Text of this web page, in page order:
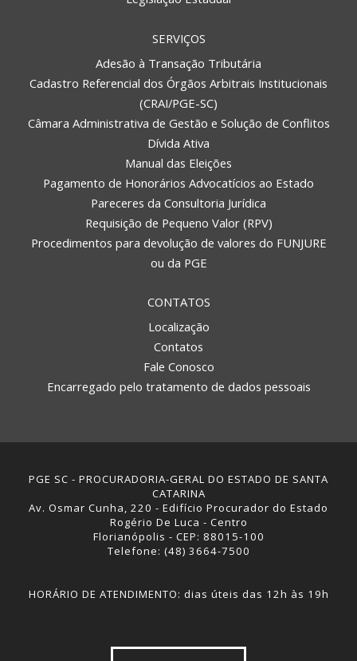
SERVIÇOS
Adesão à Transação Tributária
Cadastro Referencial dos Órgãos Arbitrais Institucionais
(CRAI/PGE-SC)
Câmara Administrativa de Gestão e Solução de Conflitos
Dívida Ativa
Manual das Eleições
Pagamento de Honorários Advocatícios ao Estado
Pareceres da Consultoria Jurídica
Requisição de Pequeno Valor (RPV)
Procedimentos para devolução de valores do FUNJURE
ou da PGE
CONTATOS
Localização
Contatos
Fale Conosco
Encarregado pelo tratamento de dados pessoais
PGE SC - PROCURADORIA-GERAL DO ESTADO DE SANTA
CATARINA
Av. Osmar Cunha, 220 - Edifício Procurador do Estado
Rogério De Luca - Centro
Florianópolis - CEP: 88015-100
Telefone: (48) 3664-7500
HORÁRIO DE ATENDIMENTO: dias úteis das 12h às 19h